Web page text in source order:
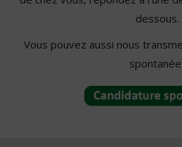
dessous.
Vous pouvez aussi nous
spontanée